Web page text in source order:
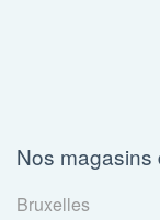
Nos magasins
Bruxelles